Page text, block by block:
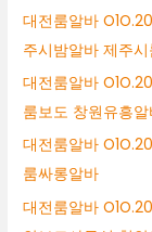
대전룸알바
주시밤알바 제주
대전룸알바
룸보도 창원유흥
대전룸알바
룸싸롱알바
대전룸알바